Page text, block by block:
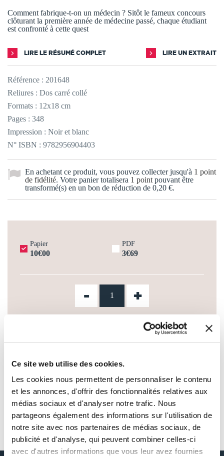
Ce site web utilise des cookies.
Les cookies nous permettent de personnaliser le contenu
et les annonces, d'offrir des fonctionnalités relatives aux
médias sociaux et d'analyser notre trafic. Nous
partageons également des informations sur l'utilisation de
notre site avec nos partenaires de médias sociaux, de
publicité et d'analyse, qui peuvent combiner celles-ci
avec d'autres informations que vous leur avez fournies
Comment fabrique-t-on un médecin ? Sitôt le fameux concours
clôturant la première année de médecine passé, chaque étudiant
est confronté à cette quest
LIRE LE RÉSUMÉ COMPLET LIRE UN EXTRAIT
Référence : 201648
Reliures : Dos carré collé
Formats : 12x18 cm
Pages : 348
Impression : Noir et blanc
N° ISBN : 9782956904403
En achetant ce produit, vous pouvez collecter jusqu'à 1 point
de fidélité. Votre panier totalisera 1 point pouvant être
transformé(s) en un bon de réduction de 0,20 €.
Papier
10€00
PDF
3€69
- +
AJOUTER AU PANIER
AUTOUR DE BLANCHE POIREL